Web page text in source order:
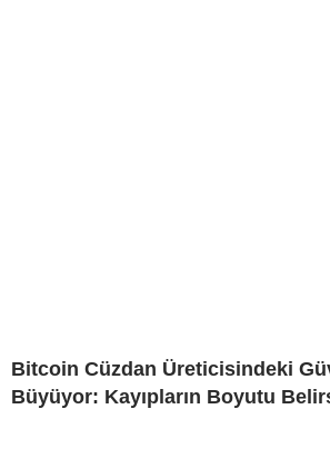
Bitcoin Cüzdan Üreticisindeki
Büyüyor: Kayıpların Boyutu